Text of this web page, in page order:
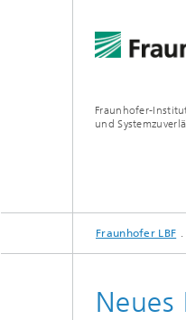
Fraunhofer-
und
LEISTUNGS-
PROJEKTE
Fraunhofer LBF